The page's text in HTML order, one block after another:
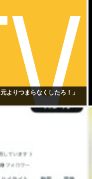
よりつまらなくしたろ！」